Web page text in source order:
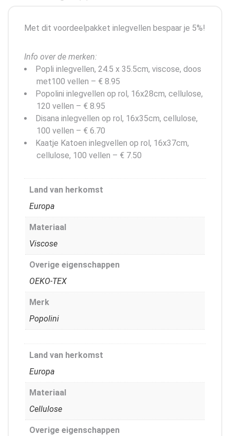
Met dit voordeelpakket inlegvellen bespaar je 5%!
Info over de merken:
Popli inlegvellen, 24.5 x 35.5cm, viscose, doos
met100 vellen – € 8.95
Popolini inlegvellen op rol, 16x28cm, cellulose,
120 vellen – € 8.95
Disana inlegvellen op rol, 16x35cm, cellulose,
100 vellen – € 6.70
Kaatje Katoen inlegvellen op rol, 16x37cm,
cellulose, 100 vellen – € 7.50
Land van herkomst
Europa
Materiaal
Viscose
Overige eigenschappen
OEKO-TEX
Merk
Popolini
Land van herkomst
Europa
Materiaal
Cellulose
Overige eigenschappen